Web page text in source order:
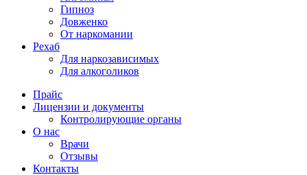
Гипноз
Довженко
От наркомании
Рехаб
Для наркозависимых
Для алкоголиков
Прайс
Лицензии и документы
Контролирующие органы
О нас
Врачи
Отзывы
Контакты